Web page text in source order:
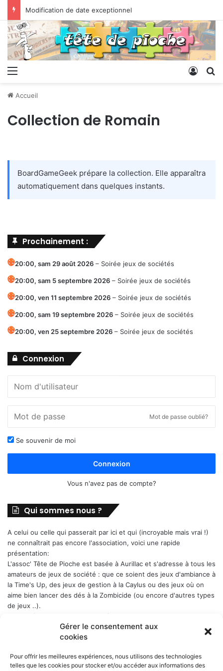
Gérer le consentement aux
cookies
Pour offrir les meilleures expériences, nous utilisons des technologies
telles que les cookies pour stocker et/ou accéder aux informations des
Modification de date exceptionnel
Menu
Accueil
Collection de Romain
BoardGameGeek prépare la collection. Elle apparaîtra
automatiquement dans quelques instants.
Prochainement :
20:00, sam 29 août 2026 – Soirée jeux de sociétés
20:00, sam 5 septembre 2026 – Soirée jeux de sociétés
20:00, ven 11 septembre 2026 – Soirée jeux de sociétés
20:00, sam 19 septembre 2026 – Soirée jeux de sociétés
20:00, ven 25 septembre 2026 – Soirée jeux de sociétés
Connexion
Mot de passe oublié?
Se souvenir de moi
Connexion
Vous n'avez pas de compte?
Qui sommes nous ?
A celui ou celle qui passerait par ici et qui (incroyable mais vrai !)
ne connaîtrait pas encore l'association, voici une rapide
présentation:
L'assoc' Tête de Pioche est basée à Aurillac et s'adresse à tous les
amateurs de jeux de société : que ce soient des jeux d'ambiance à
la Time's Up, des jeux de gestion à la Caylus ou des jeux où on
aime bien lancer des dés à la Zombicide (ou encore d'autres types
de jeux ..).
Les soirées-jeux sont ouvertes à tous (enfin quand même plutôt
aux adultes). Elles ont lieu chaque Week-end en alternance : 1er
samedi du mois, puis vendredi, puis samedi etc..., a Belbex (6
minuit...
La cotisation annuelle est de 10 € (mais le trésorier est indulgent